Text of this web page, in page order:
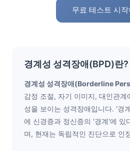
무료 테스트 시
경계성 성격장애(BPD)란?
경계성 성격장애(Borderline
감정 조절, 자기 이미지, 대인관계
성을 보이는 성격장애입니다. '경
에 신경증과 정신증의 '경계'에 있
며, 현재는 독립적인 진단으로 인